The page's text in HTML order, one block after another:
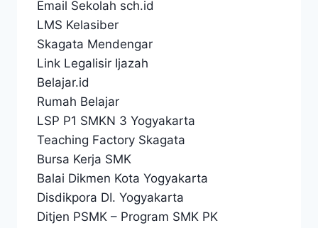
Email Sekolah sch.id
LMS Kelasiber
Skagata Mendengar
Link Legalisir Ijazah
Belajar.id
Rumah Belajar
LSP P1 SMKN 3 Yogyakarta
Teaching Factory Skagata
Bursa Kerja SMK
Balai Dikmen Kota Yogyakarta
Disdikpora DI. Yogyakarta
Ditjen PSMK – Program SMK PK